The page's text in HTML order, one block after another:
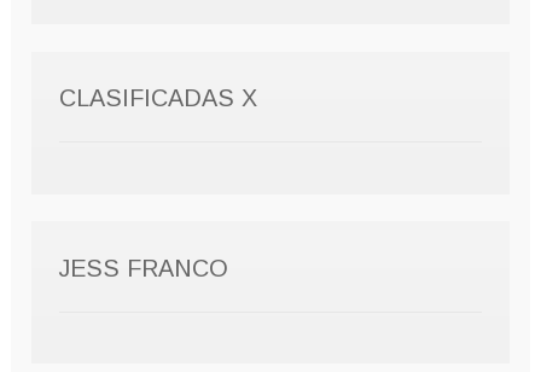
CLASIFICADAS X
JESS FRANCO